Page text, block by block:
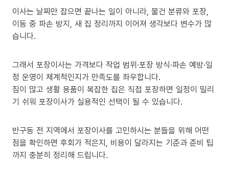
이사는 날짜만 잡으면 끝나는 일이 아니라, 물건 분류와 포장,
이동 중 파손 방지, 새 집 정리까지 이어져 생각보다 변수가 많
습니다.
그래서 포장이사는 가격보다 작업 범위·포장 방식·파손 예방·일
정 운영이 체계적인지가 만족도를 좌우합니다.
짐이 많고 생활 용품이 복잡한 집은 직접 포장하면 일정이 밀리
기 쉬워 포장이사가 실용적인 선택이 될 수 있습니다.
반구동 전 지역에서 포장이사를 고민하시는 분들을 위해 어떤
점을 확인하면 후회가 적은지, 비용이 달라지는 기준과 준비 팁
까지 충분히 정리해 드립니다.